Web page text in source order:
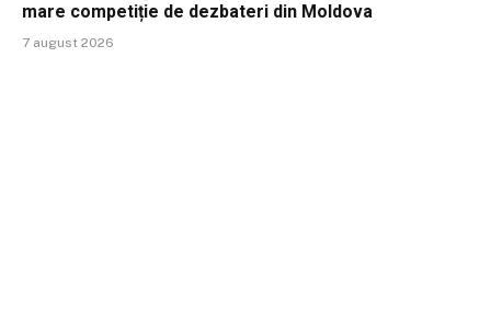
mare competiție de dezbateri din Moldova
7 august 2026